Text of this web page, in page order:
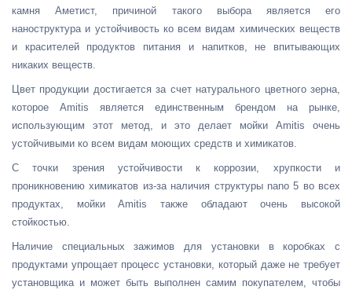
камня Аметист, причиной такого выбора является его
наноструктура и устойчивость ко всем видам химических веществ
и красителей продуктов питания и напитков, не впитывающих
никаких веществ.
Цвет продукции достигается за счет натурального цветного зерна,
которое Amitis является единственным брендом на рынке,
использующим этот метод, и это делает мойки Amitis очень
устойчивыми ко всем видам моющих средств и химикатов.
С точки зрения устойчивости к коррозии, хрупкости и
проникновению химикатов из-за наличия структуры nano 5 во всех
продуктах, мойки Amitis также обладают очень высокой
стойкостью.
Наличие специальных зажимов для установки в коробках с
продуктами упрощает процесс установки, который даже не требует
установщика и может быть выполнен самим покупателем, чтобы